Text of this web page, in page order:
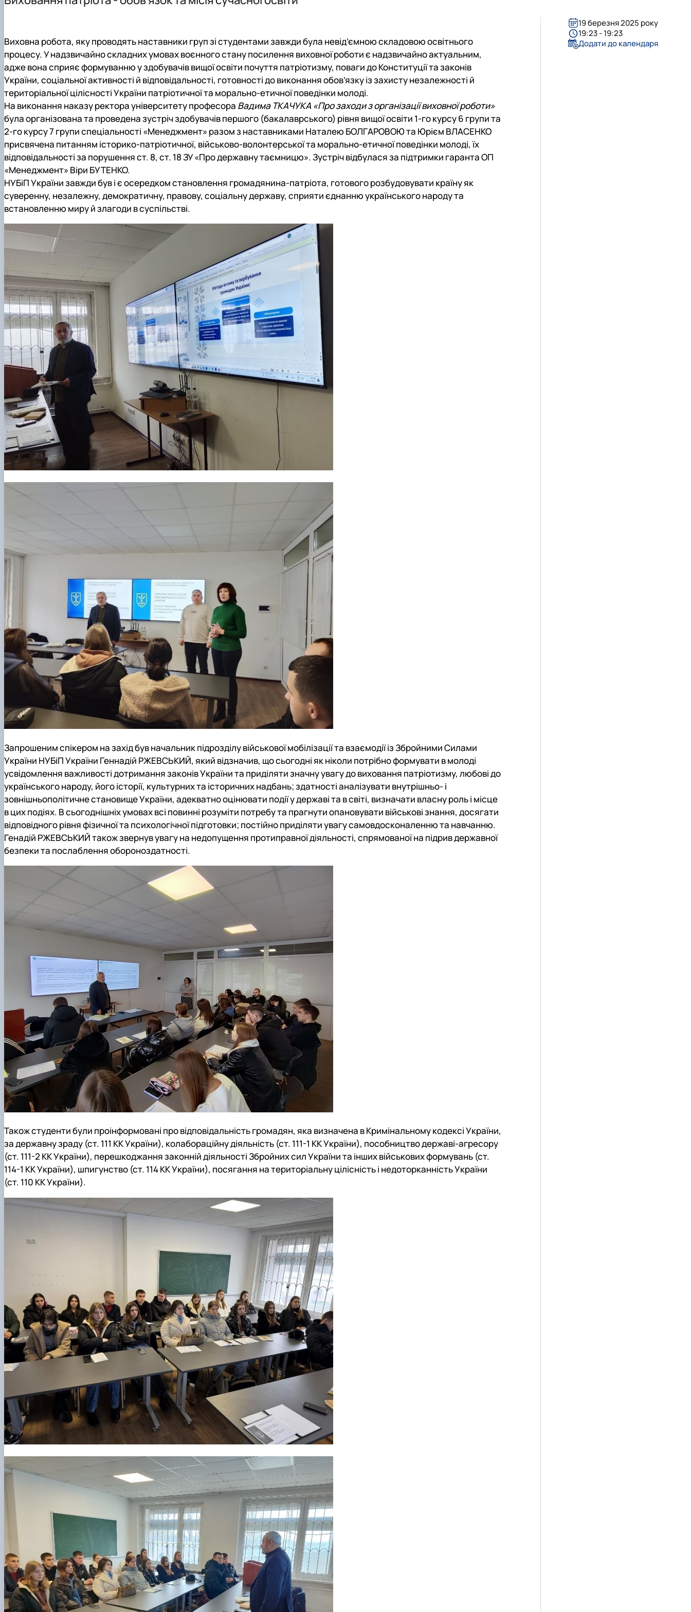
Структурні підрозділи кафедри
Виховна робота, яку проводять наставники груп зі студентами завжди була невід’ємною складовою освітнього
процесу. У надзвичайно складних умовах воєнного стану посилення виховної роботи є надзвичайно актуальним,
адже вона сприяє формуванню у здобувачів вищої освіти почуття патріотизму, поваги до Конституції та законів
України, соціальної активності й відповідальності, готовності до виконання обов’язку із захисту незалежності й
територіальної цілісності України патріотичної та морально-етичної поведінки молоді.
На виконання наказу ректора університету професора Вадима ТКАЧУКА «Про заходи з організації виховної роботи»
була організована та проведена зустріч здобувачів першого (бакалаврського) рівня вищої освіти 1-го курсу 6 групи та
2-го курсу 7 групи спеціальності «Менеджмент» разом з наставниками Наталею БОЛГАРОВОЮта Юрієм ВЛАСЕНКО
присвячена питанням історико-патріотичної, військово-волонтерської та морально-етичної поведінки молоді, їх
відповідальності за порушення ст. 8, ст. 18 ЗУ «Про державну таємницю». Зустріч відбулася за підтримки гаранта ОП
«Менеджмент» Віри БУТЕНКО.
НУБіП України завжди був і є осередком становлення громадянина-патріота, готового розбудовувати країну як
суверенну, незалежну, демократичну, правову, соціальну державу, сприяти єднанню українського народу та
встановленню миру й злагоди в суспільстві.
Запрошеним спікером на захід був начальник підрозділу військової мобілізації та взаємодії із Збройними Силами
України НУБіП України Геннадій РЖЕВСЬКИЙ, який відзначив, що сьогодні як ніколи потрібно формувати в молоді
усвідомлення важливості дотримання законів України та приділяти значну увагу до виховання патріотизму, любові до
українського народу, його історії, культурних та історичних надбань; здатності аналізувати внутрішньо- і
зовнішньополітичне становище України, адекватно оцінювати події у державі та в світі, визначати власну роль і місце
в цих подіях. В сьогоднішніх умовах всі повинні розуміти потребу та прагнути опановувати військові знання, досягати
відповідного рівня фізичної та психологічної підготовки; постійно приділяти увагу самовдосконаленню та навчанню.
Генадій РЖЕВСЬКИЙтакож звернув увагу на недопущення протиправної діяльності, спрямованої на підрив державної
безпеки та послаблення обороноздатності.
Також студенти були проінформовані про відповідальність громадян, яка визначена в Кримінальному кодексі України,
за державну зраду (ст. 111 КК України), колабораційну діяльність (ст. 111-1 КК України), пособництво державі-агресору
(ст. 111-2 КК України), перешкоджання законній діяльності Збройних сил України та інших військових формувань (ст.
114-1 КК України), шпигунство (ст. 114 КК України), посягання на територіальну цілісність і недоторканність України
(ст. 110 КК України).
19 березня 2025 року
19:23 - 19:23
Додати до календаря